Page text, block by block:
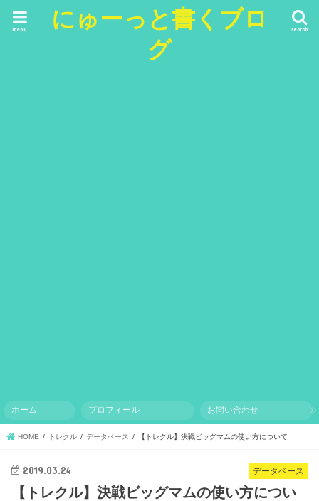
にゅーっと書くブロ
グ
search
menu
ホーム プロフィール お問い合わせ
HOME トレクル データベース 【トレクル】決戦ビッグマムの使い方について
データベース
2019.03.24
【トレクル】決戦ビッグマムの使い方につい